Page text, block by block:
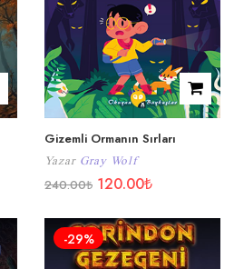
Gizemli Ormanın Sırları
Yazar Gray Wolf
240.00₺ 120.00₺
-29%